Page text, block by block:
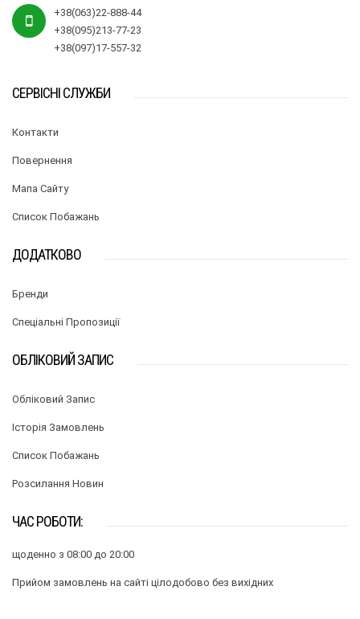
+38(063)22-888-44
+38(095)213-77-23
+38(097)17-557-32
СЕРВІСНІ СЛУЖБИ
Контакти
Повернення
Мапа Сайту
Список Побажань
ДОДАТКОВО
Бренди
Спеціальні Пропозиції
ОБЛІКОВИЙ ЗАПИС
Обліковий Запис
Історія Замовлень
Список Побажань
Розсилання Новин
ЧАС РОБОТИ:
щоденно з 08:00 до 20:00
Прийом замовлень на сайті цілодобово без вихідних